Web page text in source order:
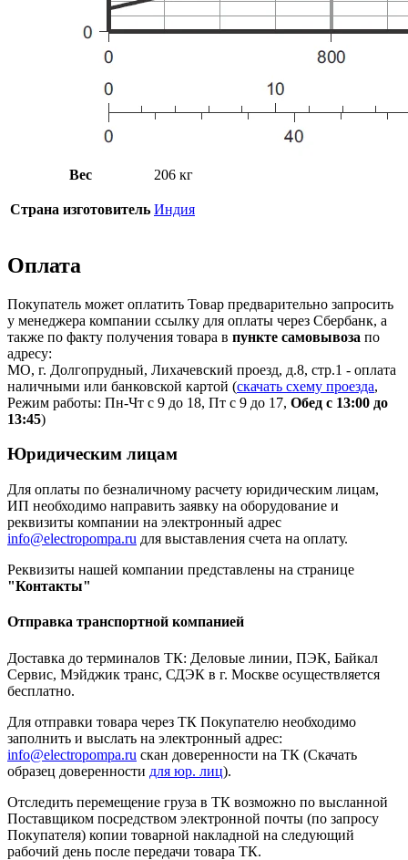
Вес 206 кг
Страна изготовитель Индия
Оплата
Покупатель может оплатить Товар предварительно запросить
у менеджера компании ссылку для оплаты через Сбербанк, а
также по факту получения товара в пункте самовывоза по
адресу:
МО, г. Долгопрудный, Лихачевский проезд, д.8, стр.1 - оплата
наличными или банковской картой (скачать схему проезда,
Режим работы: Пн-Чт с 9 до 18, Пт с 9 до 17, Обед с 13:00 до
13:45)
Юридическим лицам
Для оплаты по безналичному расчету юридическим лицам,
ИП необходимо направить заявку на оборудование и
реквизиты компании на электронный адрес
info@electropompa.ru для выставления счета на оплату.
Реквизиты нашей компании представлены на странице
"Контакты"
Отправка транспортной компанией
Доставка до терминалов ТК: Деловые линии, ПЭК, Байкал
Сервис, Мэйджик транс, СДЭК в г. Москве осуществляется
бесплатно.
Для отправки товара через ТК Покупателю необходимо
заполнить и выслать на электронный адрес:
info@electropompa.ru скан доверенности на ТК (Скачать
образец доверенности для юр. лиц).
Отследить перемещение груза в ТК возможно по высланной
Поставщиком посредством электронной почты (по запросу
Покупателя) копии товарной накладной на следующий
рабочий день после передачи товара ТК.